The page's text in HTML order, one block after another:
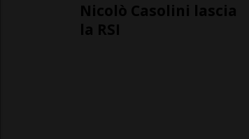
Nicolò Casolini lascia
la RSI